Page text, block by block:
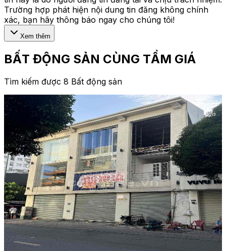
Trường hợp phát hiện nội dung tin đăng không chính
xác, bạn hãy thông báo ngay cho chúng tôi!
Xem thêm
BẤT ĐỘNG SẢN CÙNG TẦM GIÁ
Tìm kiếm được 8 Bất động sản